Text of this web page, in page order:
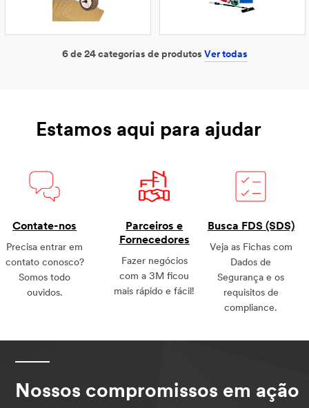
6 de 24 categorias de produtos Ver todas
Estamos aqui para ajudar
Contate-nos
Precisa entrar em
contato conosco?
Somos todo
ouvidos.
Parceiros e
Fornecedores
Fazer negócios
com a 3M ficou
mais rápido e fácil!
Busca FDS (SDS)
Veja as Fichas com
Dados de
Segurança e os
requisitos de
compliance.
Nossos compromissos em ação